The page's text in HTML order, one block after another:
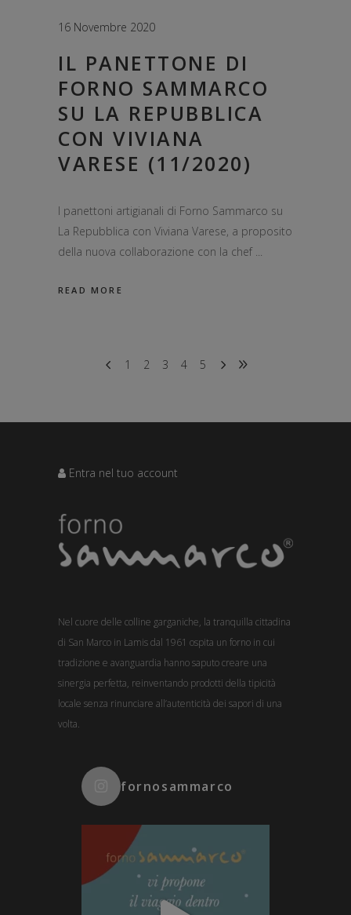
16 Novembre 2020
IL PANETTONE DI
FORNO SAMMARCO
SU LA REPUBBLICA
CON VIVIANA
VARESE (11/2020)
I panettoni artigianali di Forno Sammarco su
La Repubblica con Viviana Varese, a proposito
della nuova collaborazione con la chef
READ MORE
1 2 3 4 5
Entra nel tuo account
Nel cuore delle colline garganiche, la tranquilla cittadina
di San Marco in Lamis dal 1961 ospita un forno in cui
tradizione e avanguardia hanno saputo creare una
sinergia perfetta, reinventando prodotti della tipicità
locale senza rinunciare all’autenticità dei sapori di una
volta.
fornosammarco